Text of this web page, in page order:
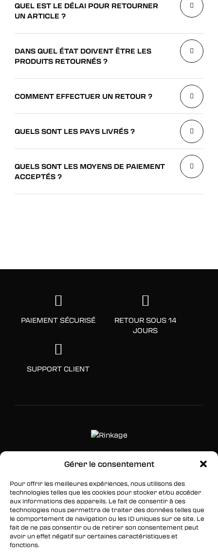
Gérer le consentement
Pour offrir les meilleures expériences, nous utilisons des
technologies telles que les cookies pour stocker et/ou accéder
aux informations des appareils. Le fait de consentir à ces
technologies nous permettra de traiter des données telles que
le comportement de navigation ou les ID uniques sur ce site. Le
fait de ne pas consentir ou de retirer son consentement peut
avoir un effet négatif sur certaines caractéristiques et
fonctions.
QUEL EST LE DÉLAI POUR RETOURNER
UN ARTICLE ?
DANS QUEL ÉTAT DOIVENT ÊTRE LES
PRODUITS RETOURNÉS ?
COMMENT EFFECTUER UN RETOUR ?
QUELS SONT LES PAYS LIVRÉS ?
QUELS SONT LES MOYENS DE PAIEMENT
ACCEPTÉS ?
PAIEMENT SÉCURISÉ
RETOUR SOUS 14
JOURS
SUPPORT CLIENT
SUIVEZ-NOUS
Facebook
Twitter
Instagram